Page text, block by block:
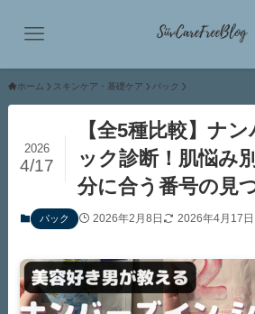
ホーム スキンケア・基礎ケア パック
【全5種比較】ナ
ック診断！肌悩み
分に合う番号の見
2026
4/17
パック 2026年2月8日 2026年4月17日